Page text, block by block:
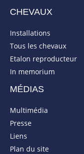
CHEVAUX
Installations
Tous les chevaux
Etalon reproducteur
In memorium
MÉDIAS
Multimédia
Presse
Liens
Plan du site